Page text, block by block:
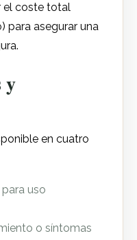
el coste total
para asegurar una
y
en cuatro
uso
o síntomas